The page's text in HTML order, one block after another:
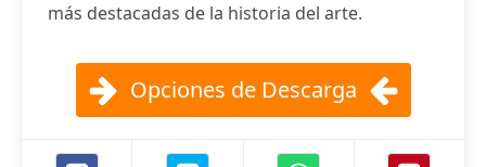
más destacadas de la historia del arte.
Opciones de Descarga